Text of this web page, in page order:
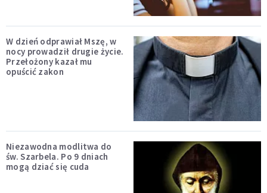
W dzień odprawiał Mszę, w
nocy prowadził drugie życie.
Przełożony kazał mu
opuścić zakon
Niezawodna modlitwa do
św. Szarbela. Po 9 dniach
mogą dziać się cuda